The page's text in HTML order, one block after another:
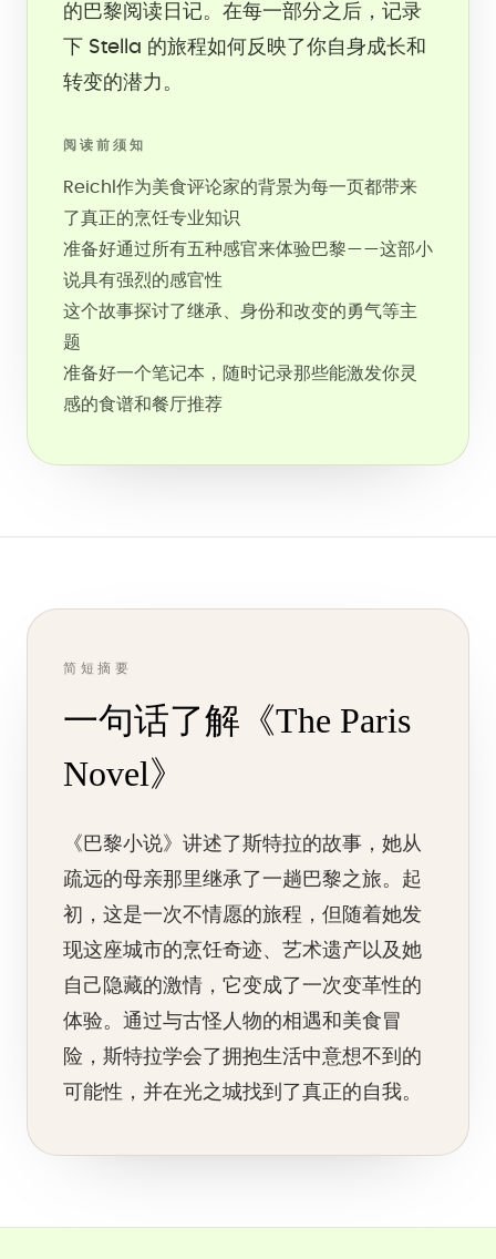
的巴黎阅读日记。在每一部分之后，记录
下 Stella 的旅程如何反映了你自身成长和
转变的潜力。
阅读前须知
Reichl作为美食评论家的背景为每一页都带来
了真正的烹饪专业知识
准备好通过所有五种感官来体验巴黎——这部小
说具有强烈的感官性
这个故事探讨了继承、身份和改变的勇气等主
题
准备好一个笔记本，随时记录那些能激发你灵
感的食谱和餐厅推荐
简短摘要
一句话了解《The Paris
Novel》
《巴黎小说》讲述了斯特拉的故事，她从
疏远的母亲那里继承了一趟巴黎之旅。起
初，这是一次不情愿的旅程，但随着她发
现这座城市的烹饪奇迹、艺术遗产以及她
自己隐藏的激情，它变成了一次变革性的
体验。通过与古怪人物的相遇和美食冒
险，斯特拉学会了拥抱生活中意想不到的
可能性，并在光之城找到了真正的自我。